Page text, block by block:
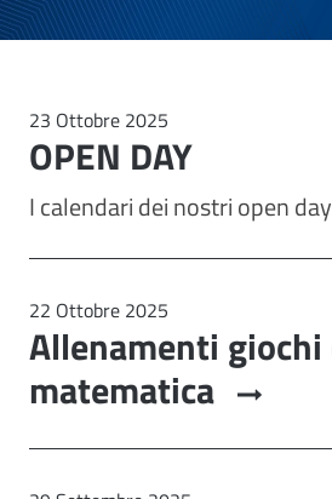
23 Ottobre 2025
OPEN DAY
I calendari dei nostri open day
22 Ottobre 2025
Allenamenti giochi di
matematica